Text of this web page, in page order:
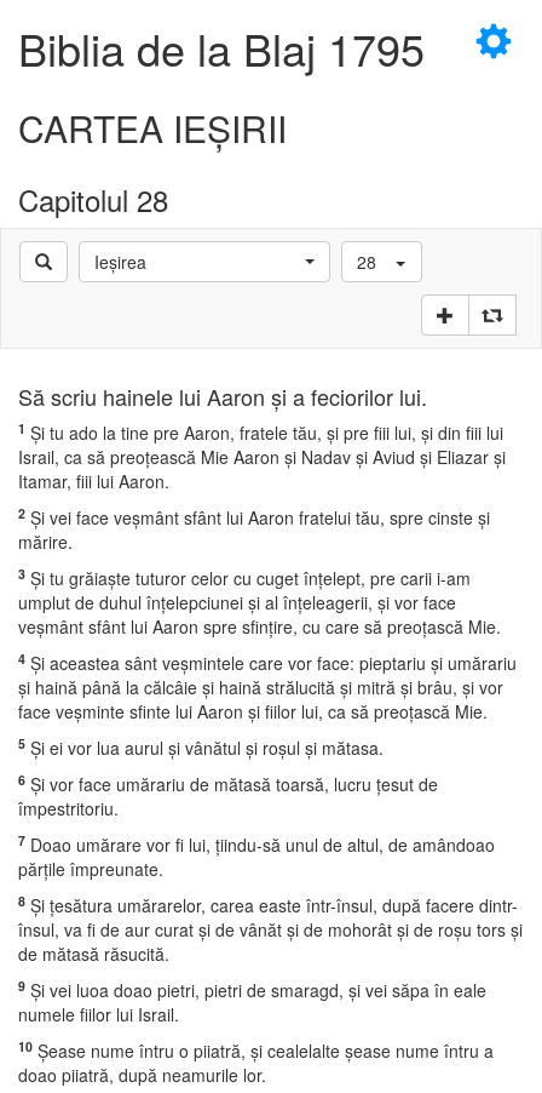
×
Biblia de la Blaj 1795
CARTEA IEŞIRII
Capitolul 28
Ieşirea 28
Să scriu hainele lui Aaron şi a feciorilor lui.
1 Şi tu ado la tine pre Aaron, fratele tău, şi pre fiii lui, şi din fiii lui
Israil, ca să preoţească Mie Aaron şi Nadav şi Aviud şi Eliazar şi
Itamar, fiii lui Aaron.
2 Şi vei face veşmânt sfânt lui Aaron fratelui tău, spre cinste şi
mărire.
3 Şi tu grăiaşte tuturor celor cu cuget înţelept, pre carii i-am
umplut de duhul înţelepciunei şi al înţeleagerii, şi vor face
veşmânt sfânt lui Aaron spre sfinţire, cu care să preoţască Mie.
4 Şi aceastea sânt veşmintele care vor face: pieptariu şi umărariu
şi haină până la călcâie şi haină strălucită şi mitră şi brâu, şi vor
face veşminte sfinte lui Aaron şi fiilor lui, ca să preoţască Mie.
5 Şi ei vor lua aurul şi vânătul şi roşul şi mătasa.
6 Şi vor face umărariu de mătasă toarsă, lucru ţesut de
împestritoriu.
7 Doao umărare vor fi lui, ţiindu-să unul de altul, de amândoao
părţile împreunate.
8 Şi ţesătura umărarelor, carea easte într-însul, după facere dintr-
însul, va fi de aur curat şi de vânăt şi de mohorât şi de roşu tors şi
de mătasă răsucită.
9 Şi vei luoa doao pietri, pietri de smaragd, şi vei săpa în eale
numele fiilor lui Israil.
10 Şease nume întru o piiatră, şi cealelalte şease nume întru a
doao piiatră, după neamurile lor.